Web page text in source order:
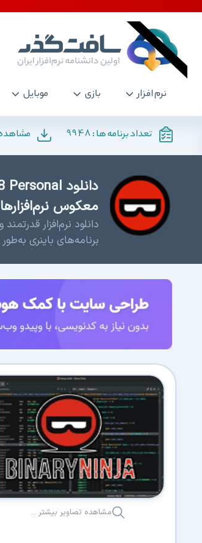
نرم افزار بازی موبایل
تعداد برنامه ها :9948 مشاهده
معکوس نرم‌افزارها
دانلود نرم‌افزار
برنامه‌های باینری
مشاهده تصاویر بیشتر ...